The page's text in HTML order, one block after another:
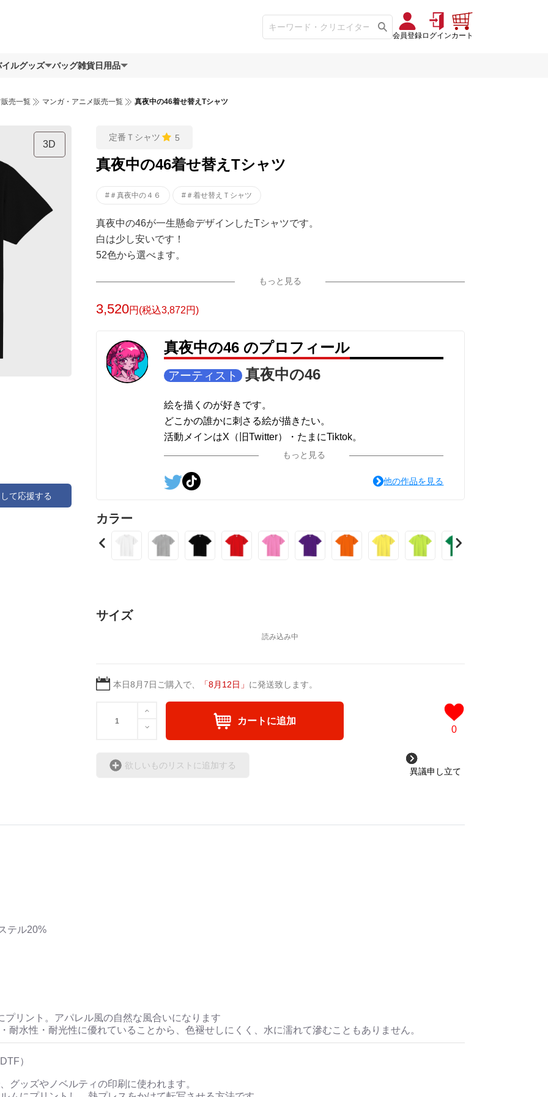
会員登録ログインカート
ルグッズ バッグ雑貨日用品
売一覧 マンガ・アニメ販売一覧 真夜中の46着せ替えTシャツ
3D
て応援する
定番Ｔシャツ 5
真夜中の46着せ替えTシャツ
#＃真夜中の４６ #＃着せ替えＴシャツ
真夜中の46が一生懸命デザインしたTシャツです。
白は少し安いです！
52色から選べます。
もっと見る
3,520円(税込3,872円)
真夜中の46 のプロフィール
アーティスト 真夜中の46
絵を描くのが好きです。
どこかの誰かに刺さる絵が描きたい。
活動メインはX（旧Twitter）・たまにTiktok。
もっと見る
他の作品を見る
カラー
サイズ
本日8月7日 ご購入で、 「8月12日 」 に発送致します。
カートに追加
0
欲しいものリストに追加する
異議申し立て
テル20%
プリント。アパレル風の自然な風合いになります
耐水性・耐光性に優れていることから、色褪せしにくく、水に濡れて滲むこともありません。
）
グッズやノベルティの印刷に使われます。